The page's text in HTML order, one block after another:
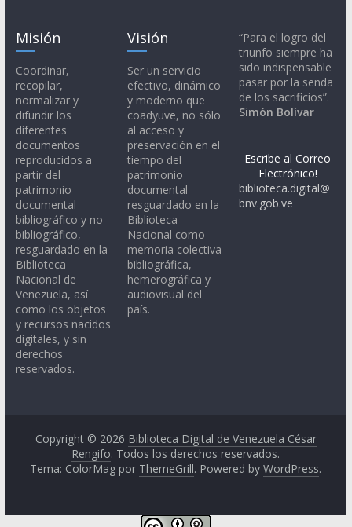
Misión
Coordinar,
recopilar,
normalizar y
difundir los
diferentes
documentos
reproducidos a
partir del
patrimonio
documental
bibliográfico y no
bibliográfico,
resguardado en la
Biblioteca
Nacional de
Venezuela, así
como los objetos
y recursos nacidos
digitales, y sin
derechos
reservados.
Visión
Ser un servicio
efectivo, dinámico
y moderno que
coadyuve, no sólo
al acceso y
preservación en el
tiempo del
patrimonio
documental
resguardado en la
Biblioteca
Nacional como
memoria colectiva
bibliográfica,
hemerográfica y
audiovisual del
país.
“Para el logro del
triunfo siempre ha
sido indispensable
pasar por la senda
de los sacrificios”.
Simón Bolívar
Escribe al Correo
Electrónico!
biblioteca.digital@
bnv.gob.ve
Copyright © 2026 Biblioteca Digital de Venezuela César
Rengifo. Todos los derechos reservados.
Tema: ColorMag por ThemeGrill. Powered byWordPress.